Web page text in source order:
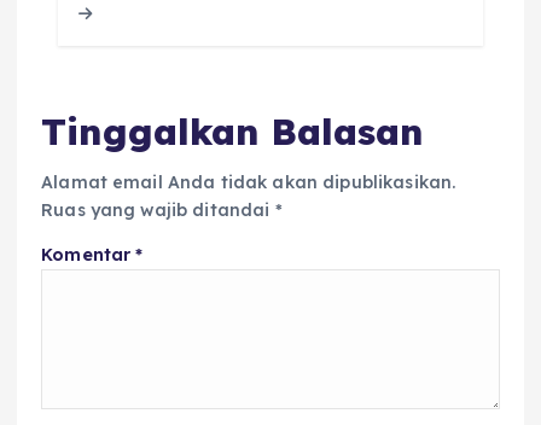
Tinggalkan Balasan
Alamat email Anda tidak akan dipublikasikan.
Ruas yang wajib ditandai *
Komentar*